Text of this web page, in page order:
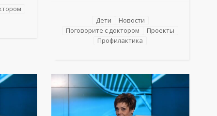
причины возникновения болезней
ЖКТ, симптомы заболеваний системы,
а главное, меры профилактики
Дети
Новости
Поговорите с доктором
Проекты
Профилактика